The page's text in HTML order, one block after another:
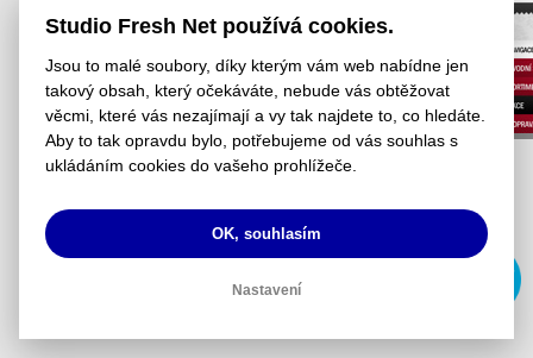
Studio Fresh Net používá cookies.
Jsou to malé soubory, díky kterým vám web nabídne jen
takový obsah, který očekáváte, nebude vás obtěžovat
věcmi, které vás nezajímají a vy tak najdete to, co hledáte.
Aby to tak opravdu bylo, potřebujeme od vás souhlas s
ukládáním cookies do vašeho prohlížeče.
OK, souhlasím
Nastavení